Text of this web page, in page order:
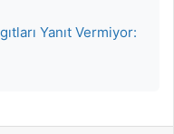
Yanıt Vermiyor: